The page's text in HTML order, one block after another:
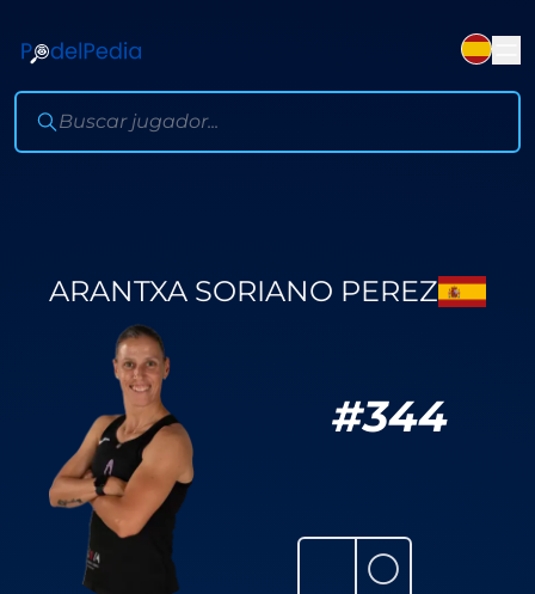
ARANTXA SORIANO PEREZ
#344
⚪